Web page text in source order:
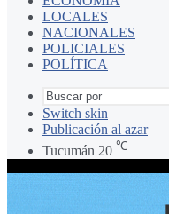
LOCALES
NACIONALES
POLICIALES
POLÍTICA
Switch skin
Publicación al azar
Tucumán 20 ℃